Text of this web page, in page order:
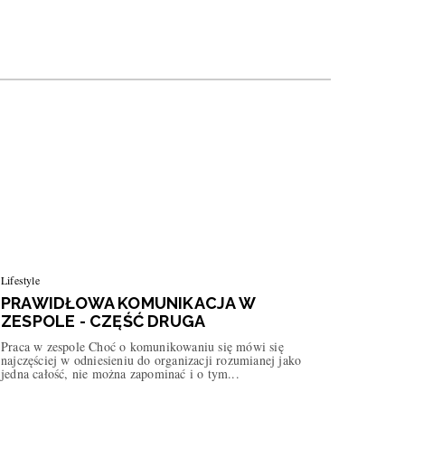
Lifestyle
PRAWIDŁOWA KOMUNIKACJA W
ZESPOLE - CZĘŚĆ DRUGA
Praca w zespole Choć o komunikowaniu się mówi się
najczęściej w odniesieniu do organizacji rozumianej jako
jedna całość, nie można zapominać i o tym...